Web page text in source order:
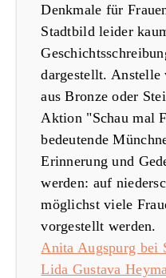
Denkmale für
Stadtbild leider
dargestellt. Anstelle
aus Bronze oder
Aktion "Schau mal
bedeutende
Erinnerung und
werden: auf
möglichst viele
vorgestellt werden.
Anita Augspurg bei
Lida Gustava